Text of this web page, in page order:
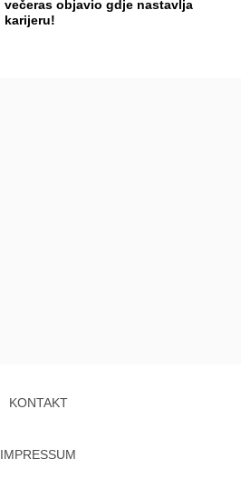
večeras objavio gdje nastavlja
karijeru!
KONTAKT
IMPRESSUM